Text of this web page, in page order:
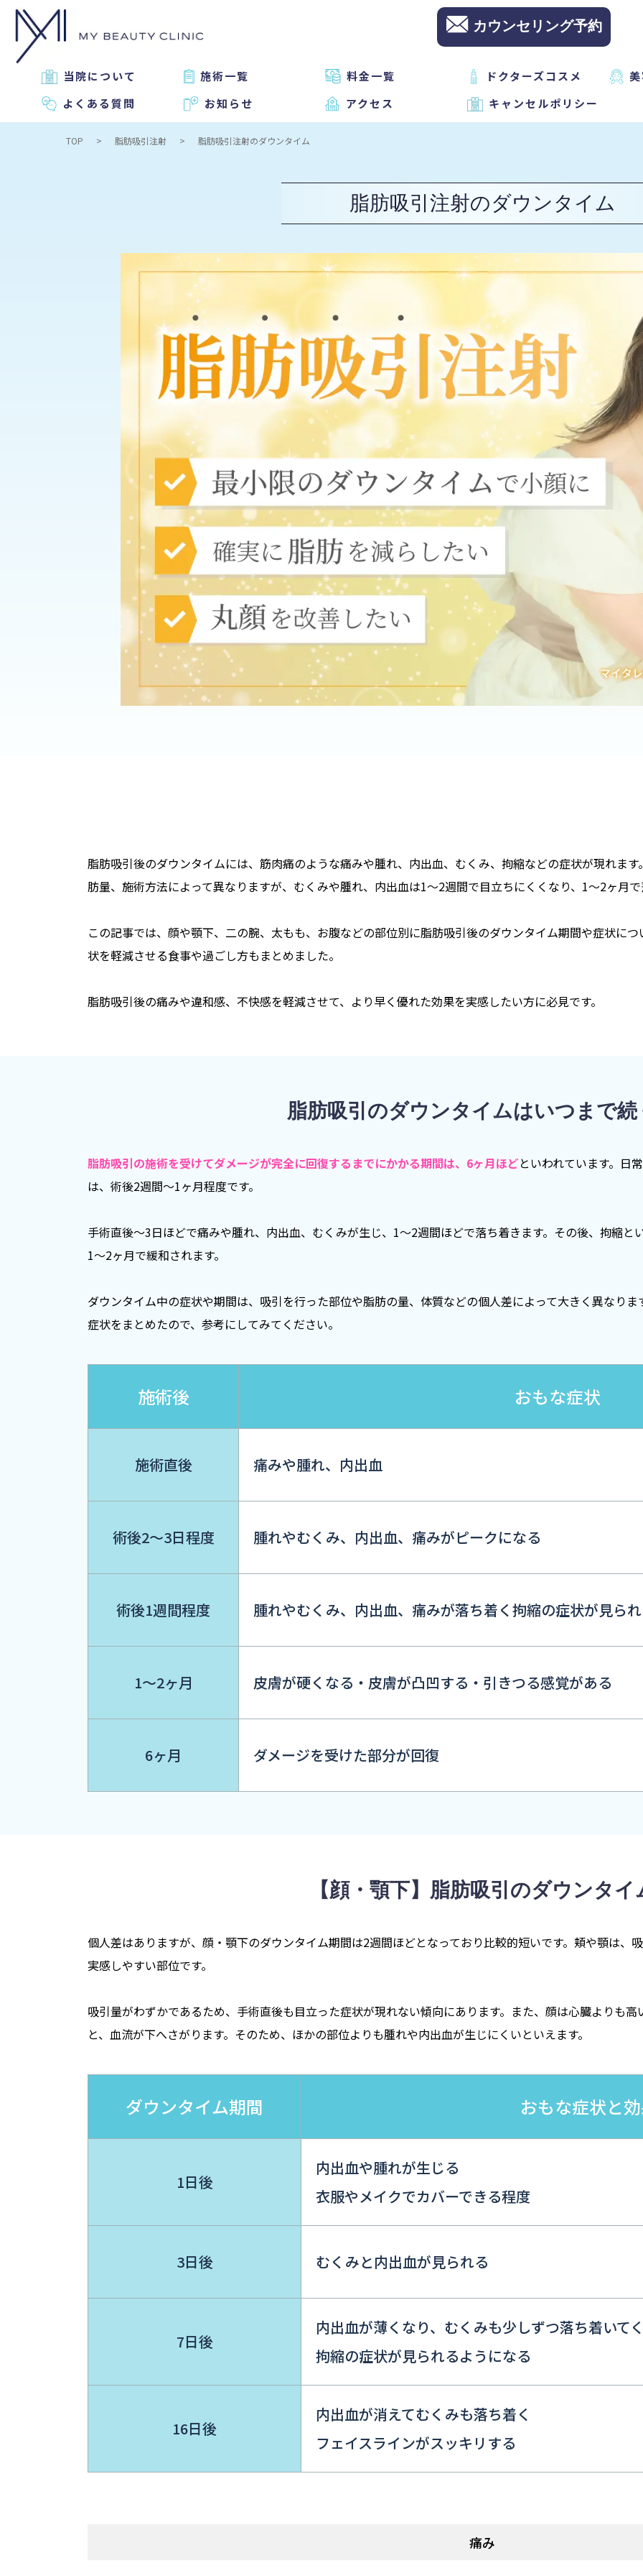
カウンセリング予約
当院について 施術一覧 料金一覧 ドクターズコスメ
よくある質問
お知らせ アクセス キャンセルポリシー
TOP 脂肪吸引注射 脂肪吸引注射のダウンタイム
脂肪吸引注射のダウンタイム
脂肪吸引後のダウンタイムには、筋肉痛のような痛みや腫れ、内出血、むくみ、拘縮などの症状が現れま
肪量、施術方法によって異なりますが、むくみや腫れ、内出血は1〜2週間で目立ちにくくなり、1〜2ヶ月
この記事では、顔や顎下、二の腕、太もも、お腹などの部位別に脂肪吸引後のダウンタイム期間や症状に
状を軽減させる食事や過ごし方もまとめました。
脂肪吸引後の痛みや違和感、不快感を軽減させて、より早く優れた効果を実感したい方に必見です。
脂肪吸引のダウンタイムはいつまで続
脂肪吸引の施術を受けてダメージが完全に回復するまでにかかる期間は、6ヶ月ほどといわれています。日
は、術後2週間〜1ヶ月程度です。
手術直後〜3日ほどで痛みや腫れ、内出血、むくみが生じ、1〜2週間ほどで落ち着きます。その後、拘縮と
1〜2ヶ月で緩和されます。
ダウンタイム中の症状や期間は、吸引を行った部位や脂肪の量、体質などの個人差によって大きく異なり
症状をまとめたので、参考にしてみてください。
施術後 おもな症状
施術直後 痛みや腫れ、内出血
術後2～3日程度 腫れやむくみ、内出血、痛みがピークになる
術後1週間程度 腫れやむくみ、内出血、痛みが落ち着く拘縮の症状が見ら
1～2ヶ月 皮膚が硬くなる・皮膚が凸凹する・引きつる感覚がある
6ヶ月 ダメージを受けた部分が回復
【顔・顎下】脂肪吸引のダウンタイ
個人差はありますが、顔・顎下のダウンタイム期間は2週間ほどとなっており比較的短いです。頬や顎は、
実感しやすい部位です。
吸引量がわずかであるため、手術直後も目立った症状が現れない傾向にあります。また、顔は心臓よりも
と、血流が下へさがります。そのため、ほかの部位よりも腫れや内出血が生じにくいといえます。
ダウンタイム期間 おもな症状と
1日後
内出血や腫れが生じる
衣服やメイクでカバーできる程度
3日後 むくみと内出血が見られる
7日後
内出血が薄くなり、むくみも少しずつ落ち着いて
拘縮の症状が見られるようになる
16日後
内出血が消えてむくみも落ち着く
フェイスラインがスッキリする
痛み